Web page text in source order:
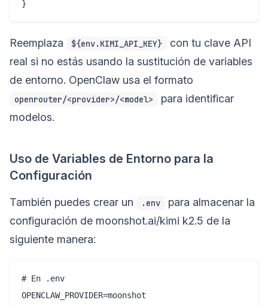
Reemplaza ${env.KIMI_API_KEY}
con tu clave API
real si no estás usando la sustitución de variables
de entorno. OpenClaw usa el formato
openrouter/<provider>/<model>
para identificar
modelos.
Uso de Variables de Entorno para la
Configuración
También puedes crear un .env
para almacenar la
configuración de moonshot.ai/kimi k2.5 de la
siguiente manera:
# En .env
OPENCLAW_PROVIDER=moonshot